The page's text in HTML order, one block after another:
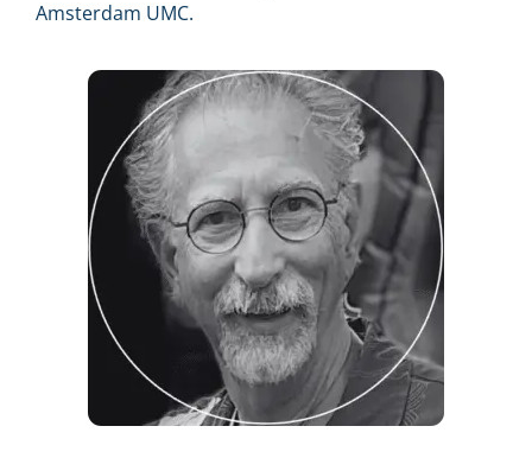
Amsterdam UMC.